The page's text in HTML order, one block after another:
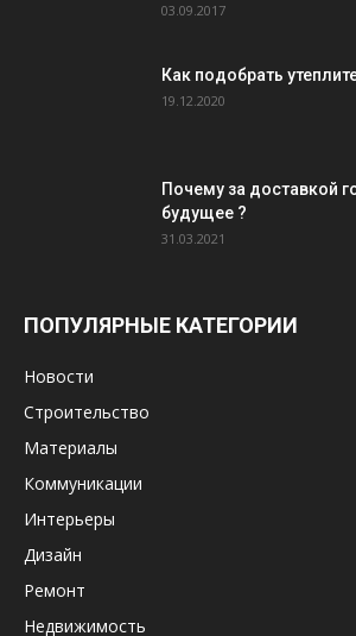
03.09.2017
Как подобрать
19.12.2020
Почему за доставкой
будущее ?
31.03.2021
ПОПУЛЯРНЫЕ КАТЕГОРИИ
Новости
Строительство
Материалы
Коммуникации
Интерьеры
Дизайн
Ремонт
Недвижимость